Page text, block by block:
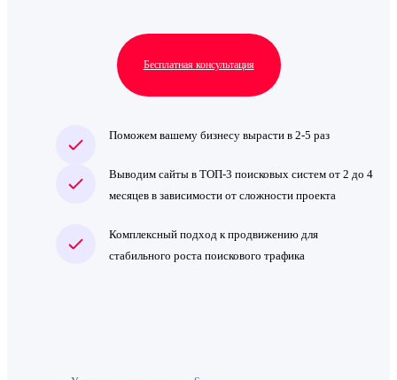
Поможем вашему бизнесу вырасти в 2-5 раз
Выводим сайты в ТОП-3 поисковых систем от 2 до 4
месяцев в зависимости от сложности проекта
Комплексный подход к продвижению для
стабильного роста поискового трафика
Бесплатная консультация